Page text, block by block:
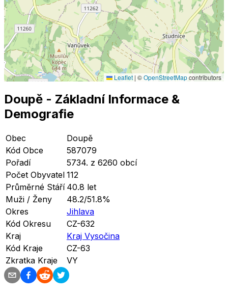
Leaflet | ©OpenStreetMapcontributors
Doupě - Základní Informace &
Demografie
Obec
Doupě
Kód Obce
587079
Pořadí
5734. z 6260 obcí
Počet Obyvatel 112
Průměrné Stáří 40.8 let
Muži / Ženy
48.2/51.8%
Okres
Jihlava
Kód Okresu
CZ-632
Kraj
Kraj Vysočina
Kód Kraje
CZ-63
Zkratka Kraje
VY